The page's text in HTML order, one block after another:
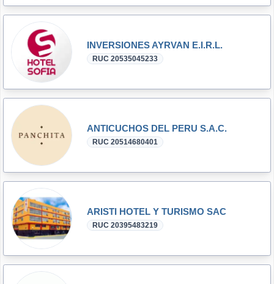
INVERSIONES AYRVAN E.I.R.L.
RUC 20535045233
ANTICUCHOS DEL PERU S.A.C.
RUC 20514680401
ARISTI HOTEL Y TURISMO SAC
RUC 20395483219